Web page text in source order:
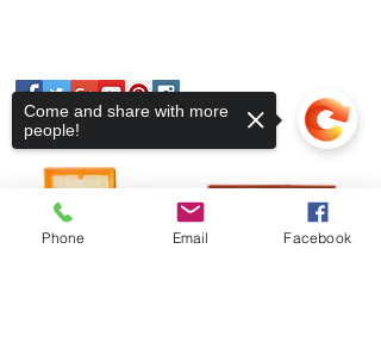
Phone Email Facebook
Come and share with more
people!